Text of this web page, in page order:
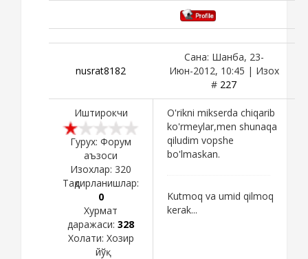
nusrat8182
Сана: Шанба, 23-
Июн-2012, 10:45 | Изох
# 227
Иштирокчи
Гурух: Форум
аъзоси
Изохлар: 320
Тақдирланишлар:
0
Хурмат
даражаси: 328
Холати: Хозир
йўқ
O'rikni mikserda chiqarib
ko'rmeylar,men shunaqa
qiludim vopshe
bo'lmaskan.
Kutmoq va umid qilmoq
kerak...